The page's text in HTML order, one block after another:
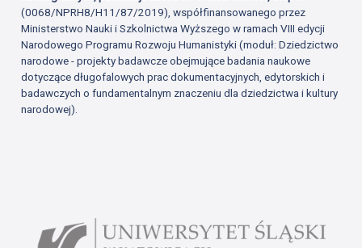
(0068/NPRH8/H11/87/2019), współfinansowanego przez
Ministerstwo Nauki i Szkolnictwa Wyższego w ramach VIII edycji
Narodowego Programu Rozwoju Humanistyki (moduł: Dziedzictwo
narodowe - projekty badawcze obejmujące badania naukowe
dotyczące długofalowych prac dokumentacyjnych, edytorskich i
badawczych o fundamentalnym znaczeniu dla dziedzictwa i kultury
narodowej).